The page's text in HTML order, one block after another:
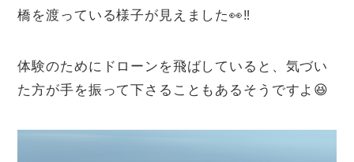
橋を渡っている様子が見えました👀‼
体験のためにドローンを飛ばしていると、気づい
た方が手を振って下さることもあるそうですよ😆